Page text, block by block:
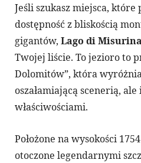
​Jeśli szukasz miejsca, które
dostępność z bliskością
gigantów, Lago di Misurina
Twojej liście. To jezioro to
Dolomitów”, która
oszałamiającą scenerią,
właściwościami.
Położone na wysokości
otoczone legendarnymi